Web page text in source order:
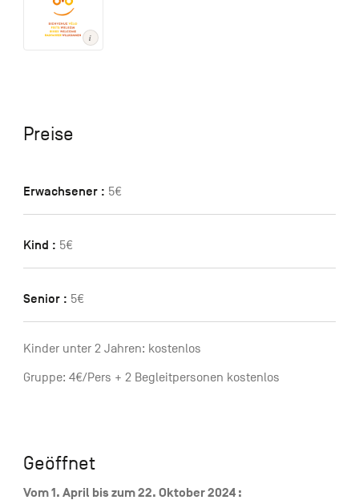
Preise
Erwachsener : 5€
Kind : 5€
Senior : 5€
Kinder unter 2 Jahren: kostenlos
Gruppe: 4€/Pers + 2 Begleitpersonen kostenlos
Geöffnet
Vom 1. April bis zum 22. Oktober 2024 :